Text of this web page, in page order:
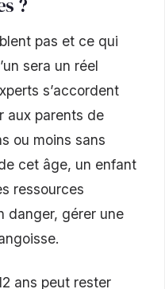
pas et ce qui
sera un réel
s’accordent
aux parents de
ou moins sans
cet âge, un enfant
ressources
danger, gérer une
ans peut rester